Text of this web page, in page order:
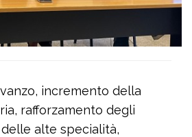
incremento della
rafforzamento degli
alte specialità,